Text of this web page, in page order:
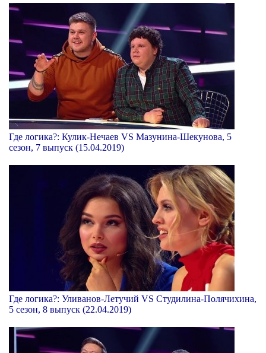
Где логика?: Кулик-Нечаев VS Мазунина-Шекунова, 5
сезон, 7 выпуск (15.04.2019)
Где логика?: Уливанов-Летучий VS Студилина-Полячихина,
5 сезон, 8 выпуск (22.04.2019)